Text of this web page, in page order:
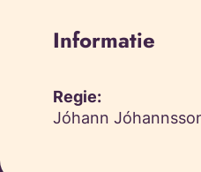
Informatie
Regie:
Jóhann